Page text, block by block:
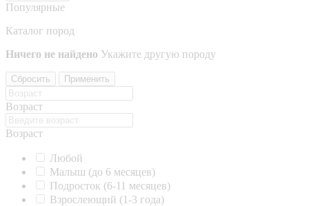
Популярные
Каталог пород
Ничего не найдено Укажите другую породу
Сбросить Применить
Возраст
Возраст
Любой
Малыш (до 6 месяцев)
Подросток (6-11 месяцев)
Взрослеющий (1-3 года)